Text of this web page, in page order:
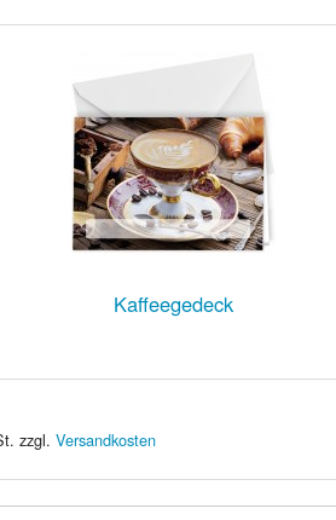
Kaffeegedeck
zzgl. Versandkosten